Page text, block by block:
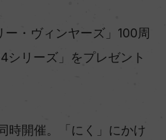
ー・ヴィンヤーズ」100周
シリーズ」をプレゼント
時開催。「にく」にかけ